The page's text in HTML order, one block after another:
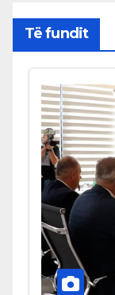
Të fundit